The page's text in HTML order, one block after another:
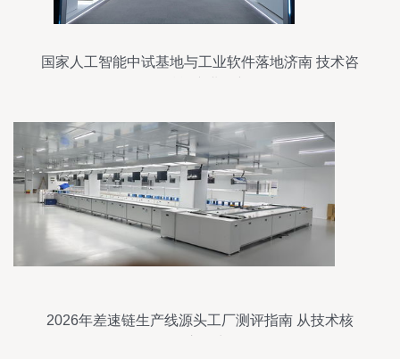
国家人工智能中试基地与工业软件落地济南 技术咨
2026年差速链生产线源头工厂测评指南 从技术核